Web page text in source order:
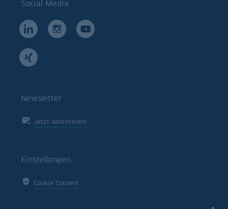
Social Media
Newsletter
Jetzt abonnieren!
Einstellungen
Cookie Consent